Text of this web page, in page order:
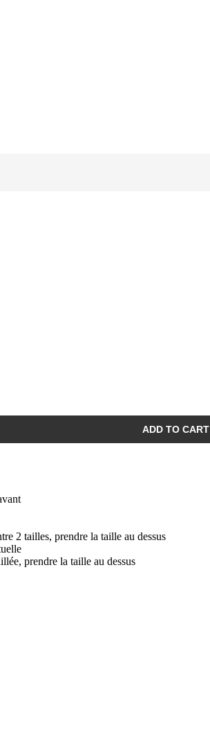
ADD TO CART
2 tailles, prendre la taille au dessus
prendre la taille au dessus